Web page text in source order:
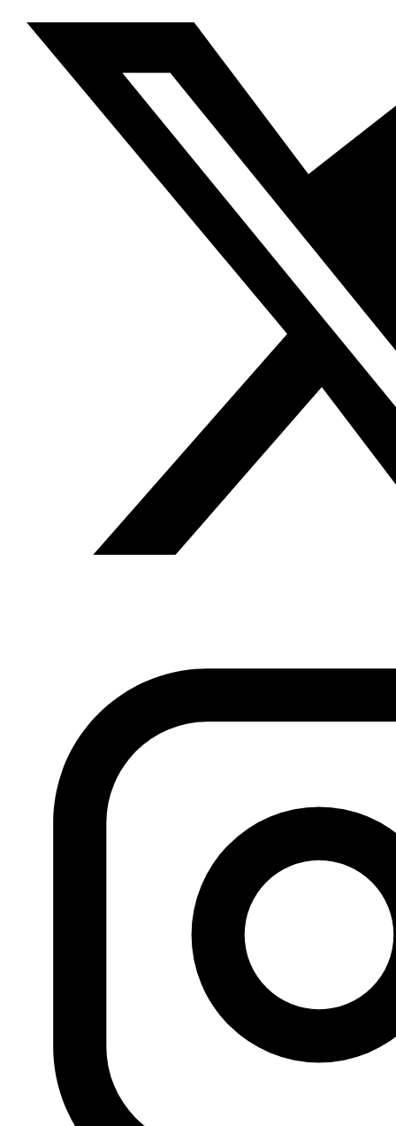
Nawaat, 10.01.2018
Las protestas contra los presupuestos de 2018, que
comenzaron bajo la cúpula del Parlamento y en los
púlpitos mediáticos mucho tiempo antes de trasladarse
a la calle, tienen que ver con las medidas que estipulan
subidas que afectan a la mayor parte de los servicios y
de los productos de consumo. Esta carestía ha
movilizado a una calle tunecina exhausta de las réplicas
de una crisis económica que se alarga, y la nueva oleada
de protestas, que arrancó los primeros días de enero, ha
evolucionado precipitadamente dando lugar a
enfrentamientos violentos entre manifestantes y las
fuerzas de seguridad en 16 provincias. El punto de mayor
intensidad de las protestas se vivió la noche del lunes en
las afueras de la capital cuando se registró el primer
manifestante fallecido en Teburba.
Este mes de enero no ha sido muy diferente de los
en la capital tunecinas y en Sfax, Ben Arus y Susa, cuyo
número ascendió en 48 horas a cincuenta. La campaña
“¿A qué esperamos?” fue lanzada a comienzos de enero
a través de campañas para informar de las
repercusiones de los presupuestos de este año y para
convocar manifestaciones contra esos presupuestos
con el objetivo de pedir una revisión de las medidas
tributarias y de las subidas de precios que estipulan.
Las protestas se extendieron al resto de las provincias
del país, y también a Saguía Sidi Yusef el día 6 de enero,
después de que un joven se suicidara ahorcándose
desesperado por su situación Volviendo a la capital, las
detenciones arbitrarias y la vía oficial para hacer frente a
esta campaña, y que se centra únicamente en la
vertiente de seguridad, evolucionaron rápidamente
hasta el choque que se produjo la tarde del día 7 de
enero entre la policía y los activistas de la campaña